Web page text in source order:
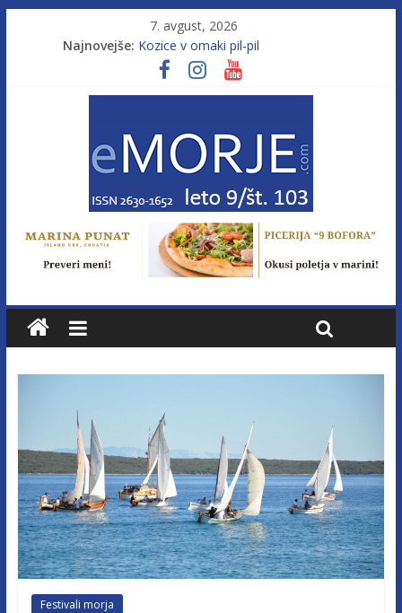
7. avgust, 2026
Najnovejše: Kozice v omaki pil-pil
Leto 9, št. 103; Licenca brez morja
Od morja do gorja 11
Festivali morja